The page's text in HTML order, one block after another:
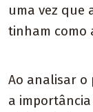
uma vez que
tinham como
Ao analisar o
a